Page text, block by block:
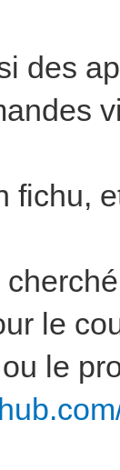
des
fichu,
le
le